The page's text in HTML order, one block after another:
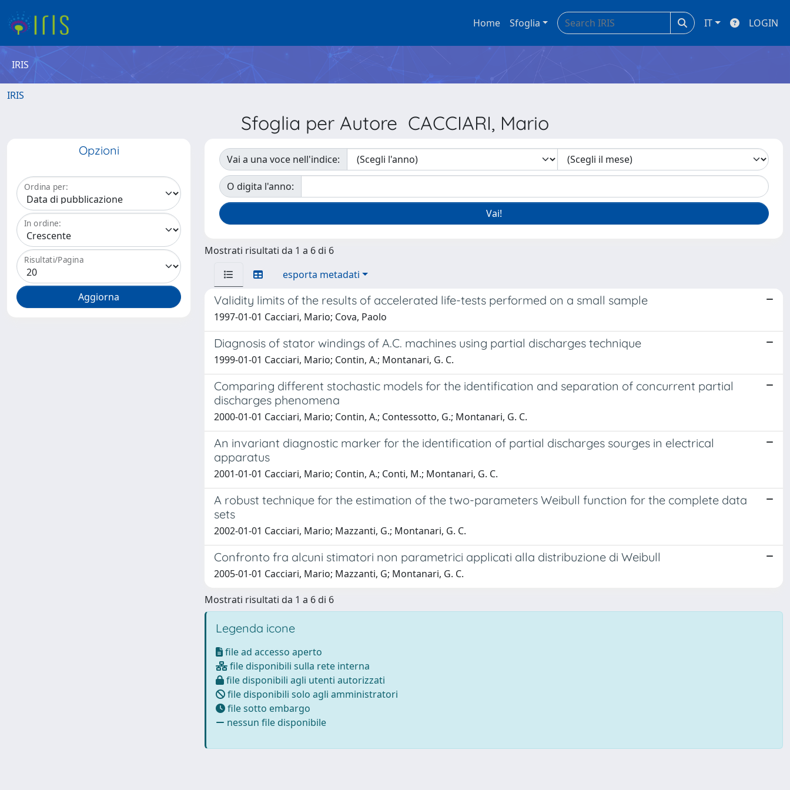
Home Sfoglia IT LOGIN
IRIS
IRIS
Sfoglia per Autore CACCIARI, Mario
Opzioni
Ordina per:
In ordine:
Risultati/Pagina
Vai a una voce nell'indice:
O digita l'anno:
Mostrati risultati da 1 a 6 di 6
esporta metadati
Validity limits of the results of accelerated life-tests performed on a small sample
1997-01-01 Cacciari, Mario; Cova, Paolo
Diagnosis of stator windings of A.C. machines using partial discharges technique
1999-01-01 Cacciari, Mario; Contin, A.; Montanari, G. C.
Comparing different stochastic models for the identification and separation of concurrent partial
discharges phenomena
2000-01-01 Cacciari, Mario; Contin, A.; Contessotto, G.; Montanari, G. C.
An invariant diagnostic marker for the identification of partial discharges sourges in electrical
apparatus
2001-01-01 Cacciari, Mario; Contin, A.; Conti, M.; Montanari, G. C.
A robust technique for the estimation of the two-parameters Weibull function for the complete data
sets
2002-01-01 Cacciari, Mario; Mazzanti, G.; Montanari, G. C.
Confronto fra alcuni stimatori non parametrici applicati alla distribuzione di Weibull
2005-01-01 Cacciari, Mario; Mazzanti, G; Montanari, G. C.
Mostrati risultati da 1 a 6 di 6
Legenda icone
file ad accesso aperto
file disponibili sulla rete interna
file disponibili agli utenti autorizzati
file disponibili solo agli amministratori
file sotto embargo
nessun file disponibile